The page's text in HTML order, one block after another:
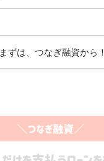
まずは、つなぎ融資から！